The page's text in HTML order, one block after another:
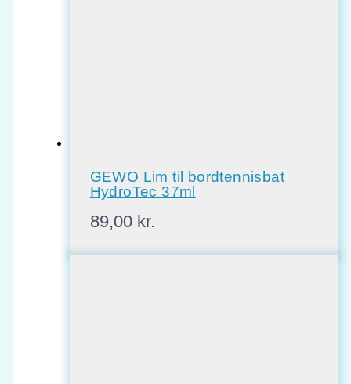
GEWO Lim til bordtennisbat
HydroTec 37ml
89,00 kr.